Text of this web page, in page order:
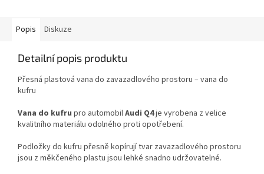
Popis Diskuze
Detailní popis produktu
Přesná plastová vana do zavazadlového prostoru – vana do
kufru
Vana do kufru pro automobilAudi Q4je vyrobena z velice
kvalitního materiálu odolného proti opotřebení.
Podložky do kufru přesně kopírují tvar zavazadlového prostoru
jsou z měkčeného plastu jsou lehké snadno udržovatelné.